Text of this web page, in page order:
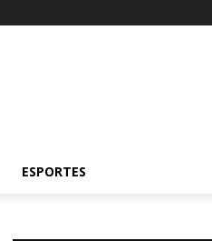
ESPORTES